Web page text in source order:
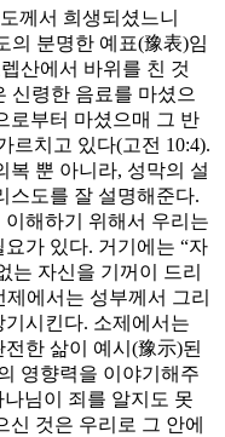
께서 희생되셨느니
의 분명한 예표(豫表)임
산에서 바위를 친 것
신령한 음료를 마셨으
로부터 마셨으매 그 반
르치고 있다(고전 10:4).
복 뿐 아니라, 성막의 설
스도를 잘 설명해준다.
해하기 위해서 우리는
가 있다. 거기에는 “자
는 자신을 기꺼이 드리
에서는 성부께서 그리
시킨다. 소제에서는
한 삶이 예시(豫示)된
영향력을 이야기해주
님이 죄를 알지도 못
것은 우리로 그 안에